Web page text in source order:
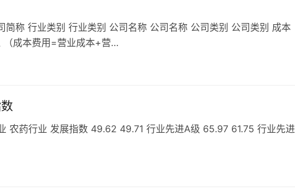
称 行业类别 行业类别 公司名称 公司名称 公司类别 公司类别 成本
（成本费用=营业成本+营…
农药行业 发展指数 49.62 49.71 行业先进A级 65.97 61.75 行业先进